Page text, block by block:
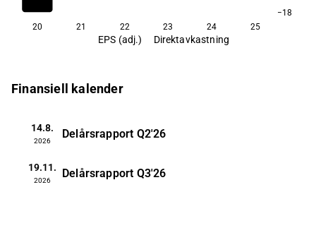
−18
20
21 22 23 24 25
EPS (adj.) Direktavkastning
Finansiell kalender
14.8.
2026
Delårsrapport Q2'26
19.11.
2026
Delårsrapport Q3'26